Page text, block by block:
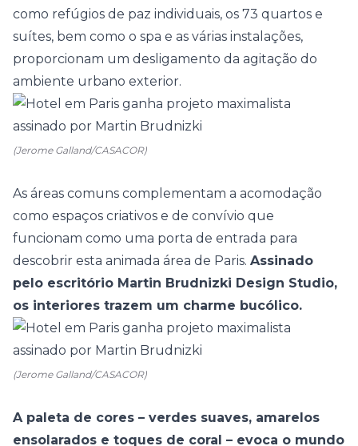
como refúgios de paz individuais, os 73 quartos e
suítes, bem como o spa e as várias instalações,
proporcionam um desligamento da agitação do
ambiente urbano exterior.
(Jerome Galland/CASACOR)
As áreas comuns complementam a acomodação
como espaços criativos e de convívio que
funcionam como uma porta de entrada para
descobrir esta animada área de Paris. Assinado
pelo escritório Martin Brudnizki Design Studio,
os interiores trazem um charme bucólico.
(Jerome Galland/CASACOR)
A paleta de cores – verdes suaves, amarelos
ensolarados e toques de coral – evoca o mundo